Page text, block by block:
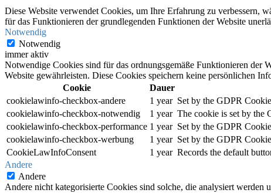
Diese Website verwendet Cookies, um Ihre Erfahrung zu verbessern,
für das Funktionieren der grundlegenden Funktionen der Website
Notwendig
Notwendig
immer aktiv
Notwendige Cookies sind für das ordnungsgemäße Funktionieren der
Website gewährleisten. Diese Cookies speichern keine persönlichen
Cookie
Dauer
cookielawinfo-checkbox-andere
1 year Set by the GDPR
cookielawinfo-checkbox-notwendig
1 year The cookie is set by the
cookielawinfo-checkbox-performance 1 year Set by the GDPR
cookielawinfo-checkbox-werbung
1 year Set by the GDPR
CookieLawInfoConsent
1 year Records the default
Andere
Andere
Andere nicht kategorisierte Cookies sind solche, die analysiert